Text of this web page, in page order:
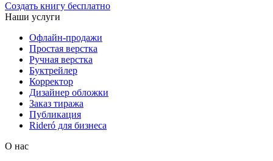
Создать книгу бесплатно
Наши услуги
Офлайн-продажи
Простая верстка
Ручная верстка
Буктрейлер
Корректор
Дизайнер обложки
Заказ тиража
Публикация
Rideró для бизнеса
О нас